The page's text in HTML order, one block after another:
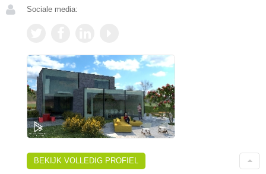
Sociale media:
BEKIJK VOLLEDIG PROFIEL